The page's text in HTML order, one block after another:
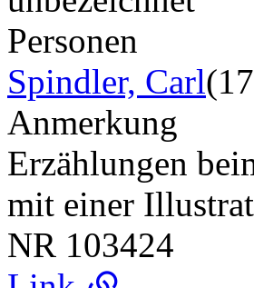
Personen
Spindler, Carl
Anmerkung
Erzählungen
mit einer
NR 103424